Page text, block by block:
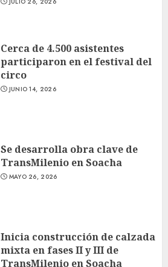
Cerca de 4.500 asistentes
participaron en el festival del
circo
JUNIO 14, 2026
Se desarrolla obra clave de
TransMilenio en Soacha
MAYO 26, 2026
Inicia construcción de calzada
mixta en fases II y III de
TransMilenio en Soacha